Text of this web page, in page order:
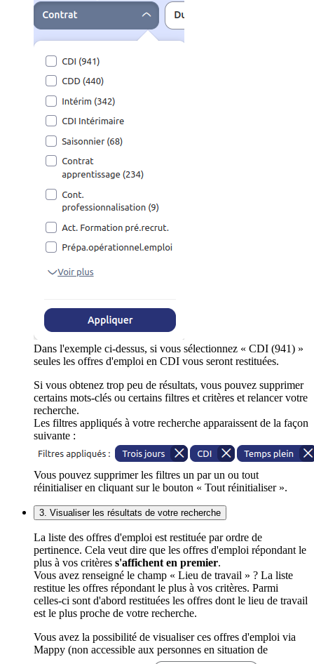
Dans l'exemple ci-dessus, si vous sélectionnez « CDI (941) »
seules les offres d'emploi en CDI vous seront restituées.
Si vous obtenez trop peu de résultats, vous pouvez supprimer
certains mots-clés ou certains filtres et critères et relancer votre
recherche.
Les filtres appliqués à votre recherche apparaissent de la façon
suivante :
Vous pouvez supprimer les filtres un par un ou tout
réinitialiser en cliquant sur le bouton « Tout réinitialiser ».
3. Visualiser les résultats de votre recherche
La liste des offres d'emploi est restituée par ordre de
pertinence. Cela veut dire que les offres d'emploi répondant le
plus à vos critères s'affichent en premier.
Vous avez renseigné le champ « Lieu de travail » ? La liste
restitue les offres répondant le plus à vos critères. Parmi
celles-ci sont d'abord restituées les offres dont le lieu de travail
est le plus proche de votre recherche.
Vous avez la possibilité de visualiser ces offres d'emploi via
Mappy (non accessible aux personnes en situation de